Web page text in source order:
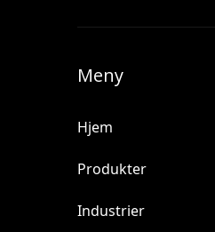
Meny
Hjem
Produkter
Industrier